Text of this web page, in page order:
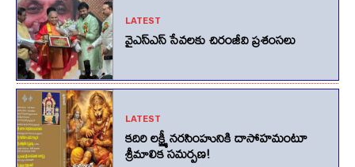
LATEST
వైఎస్ఎస్ సేవలకు చిరంజీవి ప్రశంసలు
LATEST
కదిరి లక్ష్మీ నరసింహునికి దాసోహమంటూ
శ్రీమాలిక సమర్పణ!